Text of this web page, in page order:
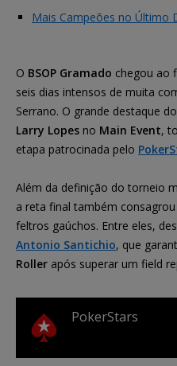
Mais Campeões no Último
O BSOP Gramado chegou ao
seis dias intensos de muita
Serrano. O grande destaque
Larry Lopes no Main Event,
etapa patrocinada pelo
Além da definição do torneio
a reta final também
feltros gaúchos. Entre eles,
Antonio Santichio, que
Roller após superar um field
PokerStars